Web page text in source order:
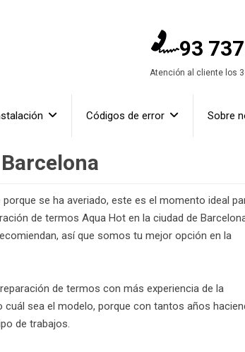
93
Atención al cliente los
Códigos de error Sobre
se ha averiado, este es el momento ideal
de termos Aqua Hot en la ciudad de
así que somos tu mejor opción en la
de termos con más experiencia de la
sea el modelo, porque con tantos años
de trabajos.